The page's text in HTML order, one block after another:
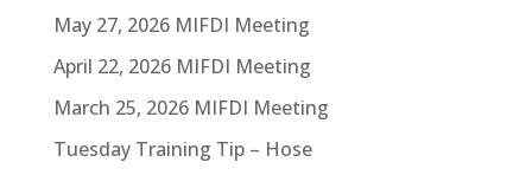
May 27, 2026 MIFDI Meeting
April 22, 2026 MIFDI Meeting
March 25, 2026 MIFDI Meeting
Tuesday Training Tip – Hose